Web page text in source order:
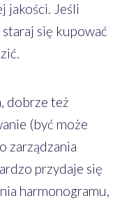
jakości. Jeśli
się kupować
dobrze też
(być może
zarządzania
przydaje się
harmonogramu,